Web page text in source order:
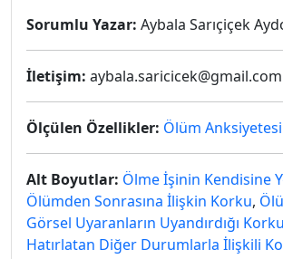
Sorumlu Yazar: Aybala Sarıçiçek
İletişim: aybala.saricicek@gmail.com
Ölçülen Özellikler: Ölüm Anksiyetesi
Alt Boyutlar: Ölme İşinin Kendisine
Ölümden Sonrasına İlişkin Korku,
Görsel Uyaranların Uyandırdığı Korku
Hatırlatan Diğer Durumlarla İlişkili